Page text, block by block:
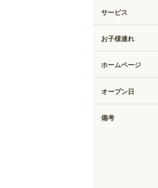
サービス
お子様連れ
ホームページ
オープン日
備考